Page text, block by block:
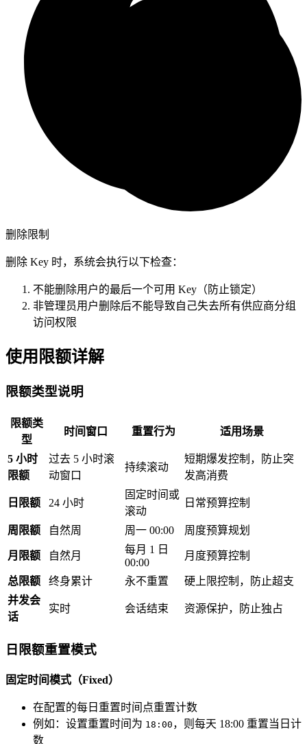
删除限制
删除 Key 时，系统会执行以下检查：
不能删除用户的最后一个可用 Key（防止锁定）
非管理员用户删除后不能导致自己失去所有供应商分组
访问权限
使用限额详解
限额类型说明
限额类
型
时间窗口 重置行为 适用场景
5 小时
限额
过去 5 小时滚
动窗口
持续滚动
短期爆发控制，防止突
发高消费
日限额 24 小时
固定时间或
滚动
日常预算控制
周限额 自然周 周一 00:00 周度预算规划
月限额 自然月
每月 1 日
00:00
月度预算控制
总限额 终身累计 永不重置
硬上限控制，防止超支
并发会
话
实时 会话结束 资源保护，防止独占
日限额重置模式
固定时间模式（Fixed）
在配置的每日重置时间点重置计数
例如：设置重置时间为 18:00 ，则每天 18:00 重置当日计
数